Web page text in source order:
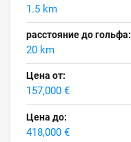
1.5 km
расстояние до гольфа:
20 km
Цена от:
157,000 €
Цена до:
418,000 €